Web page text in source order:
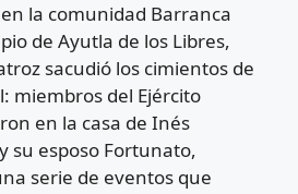
la comunidad Barranca
de Ayutla de los Libres,
sacudió los cimientos de
miembros del Ejército
en la casa de Inés
su esposo Fortunato,
serie de eventos que